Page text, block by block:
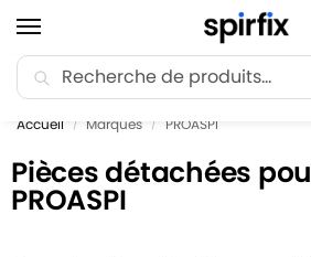
🚚 Livraison Point Relais offerte
Accueil / Marques / PROASPI
Pièces détachées
PROASPI